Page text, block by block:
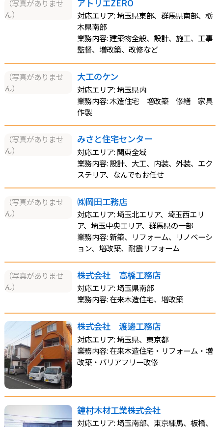
（写真がありませ
ん）
アトリエZERO
対応エリア: 埼玉県東部、群馬県南部、栃
木県南部
業務内容: 建築物全般、設計、施工、工事
監督、増改築、改修など
（写真がありませ
ん）
大工のケン
対応エリア: 埼玉県内
業務内容: 木造住宅 増改築 修繕 家具
作製
（写真がありませ
ん）
みさと住宅センター
対応エリア: 関東全域
業務内容: 設計、大工、内装、外装、エク
ステリア、なんでもお任せ
（写真がありませ
ん）
㈱岡田工務店
対応エリア: 埼玉北エリア、埼玉西エリ
ア、埼玉中央エリア、群馬県の一部
業務内容: 新築、リフォーム、リノベーシ
ョン、増改築、耐震リフォーム
（写真がありませ
ん）
株式会社 高橋工務店
対応エリア: 埼玉県南部
業務内容: 在来木造住宅、増改築
株式会社 渡邊工務店
対応エリア: 埼玉県、東京都
業務内容: 在来木造住宅・リフォーム・増
改築・バリアフリー改修
鐘村木材工業株式会社
対応エリア: 埼玉南部、東京練馬、板橋、